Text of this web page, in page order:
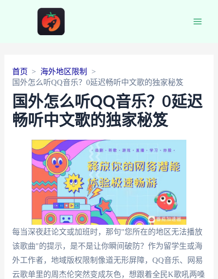
首页
海外地区限制
国外怎么听QQ音乐？0延迟畅听中文歌的独家秘笈
国外怎么听QQ音乐？0延迟
畅听中文歌的独家秘笈
每当深夜赶论文或加班时，那句"您所在的地区无法播放
该歌曲"的提示，是不是让你瞬间破防？作为留学生或海
外工作者，地域版权限制像道无形屏障，QQ音乐、网易
云歌单里的周杰伦突然变成灰色，想跟着全民K歌吼两嗓